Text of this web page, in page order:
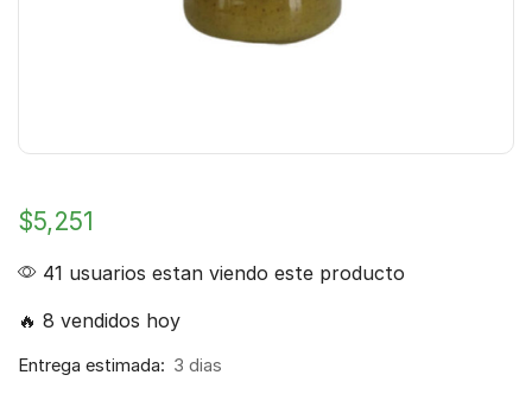
$5,251
41 usuarios estan viendo este producto
🔥 8 vendidos hoy
Entrega estimada: 3 dias